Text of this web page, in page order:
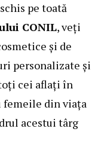
pe toată
CONIL, veți
și de
personalizate și
cei aflați în
femeile din viața
acestui târg